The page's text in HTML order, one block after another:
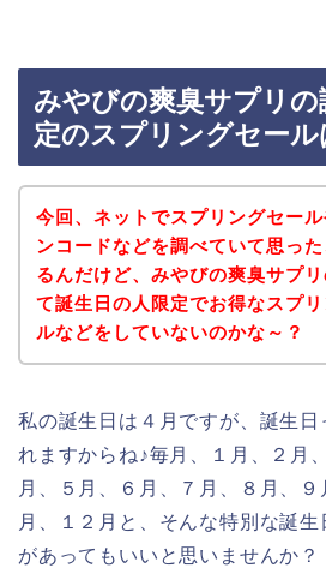
みやびの爽臭サプリの
定のスプリングセール
今回、ネットでスプリングセー
ンコードなどを調べていて思っ
るんだけど、みやびの爽臭サプ
て誕生日の人限定でお得なスプ
ルなどをしていないのかな～？
私の誕生日は４月ですが、誕生
れますからね♪毎月、１月、２月
月、５月、６月、７月、８月、９
月、１２月と、そんな特別な誕
があってもいいと思いませんか？